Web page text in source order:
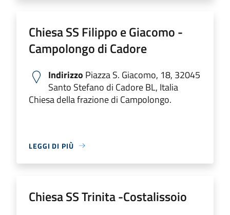
Chiesa SS Filippo e Giacomo -
Campolongo di Cadore
Indirizzo Piazza S. Giacomo, 18, 32045
Santo Stefano di Cadore BL, Italia
Chiesa della frazione di Campolongo.
LEGGI DI PIÙ
Chiesa SS Trinita -Costalissoio